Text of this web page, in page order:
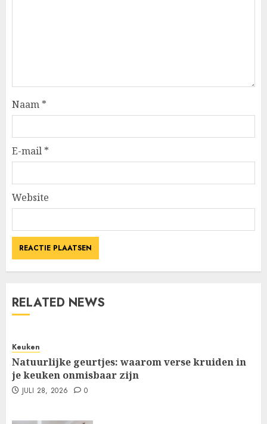
Naam *
E-mail *
Website
RELATED NEWS
Keuken
Natuurlijke geurtjes: waarom verse kruiden in
je keuken onmisbaar zijn
JULI 28, 2026 0